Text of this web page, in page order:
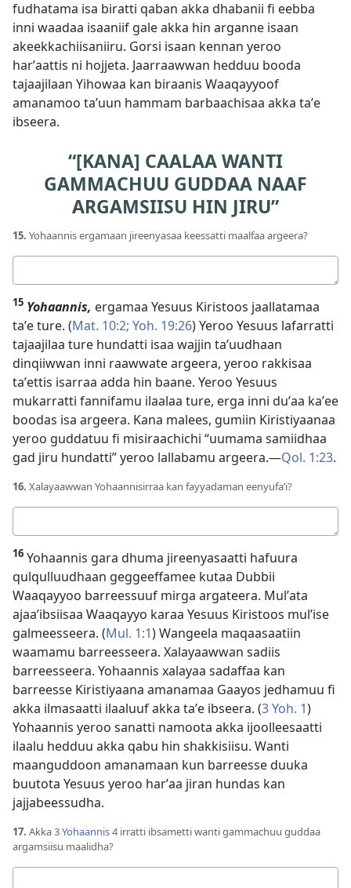
fudhatama isa biratti qaban akka dhabanii fi eebba
inni waadaa isaaniif gale akka hin arganne isaan
akeekkachiisaniiru. Gorsi isaan kennan yeroo
harʼaattis ni hojjeta. Jaarraawwan hedduu booda
tajaajilaan Yihowaa kan biraanis Waaqayyoof
amanamoo taʼuun hammam barbaachisaa akka taʼe
ibseera.
“[KANA] CAALAA WANTI
GAMMACHUU GUDDAA NAAF
ARGAMSIISU HIN JIRU”
15. Yohaannis ergamaan jireenyasaa keessatti maalfaa argeera?
kee
15 Yohaannis, ergamaa Yesuus Kiristoos jaallatamaa
taʼe ture. (Mat. 10:2; Yoh. 19:26) Yeroo Yesuus lafarratti
tajaajilaa ture hundatti isaa wajjin taʼuudhaan
dinqiiwwan inni raawwate argeera, yeroo rakkisaa
taʼettis isarraa adda hin baane. Yeroo Yesuus
mukarratti fannifamu ilaalaa ture, erga inni duʼaa kaʼee
boodas isa argeera. Kana malees, gumiin Kiristiyaanaa
yeroo guddatuu fi misiraachichi “uumama samiidhaa
gad jiru hundatti” yeroo lallabamu argeera.—Qol. 1:23.
16. Xalayaawwan Yohaannisirraa kan fayyadaman eenyufaʼi?
kee
16 Yohaannis gara dhuma jireenyasaatti hafuura
qulqulluudhaan geggeeffamee kutaa Dubbii
Waaqayyoo barreessuuf mirga argateera. Mulʼata
ajaaʼibsiisaa Waaqayyo karaa Yesuus Kiristoos mulʼise
galmeesseera. (Mul. 1:1) Wangeela maqaasaatiin
waamamu barreesseera. Xalayaawwan sadiis
barreesseera. Yohaannis xalayaa sadaffaa kan
barreesse Kiristiyaana amanamaa Gaayos jedhamuu fi
akka ilmasaatti ilaaluuf akka taʼe ibseera. (3 Yoh. 1)
Yohaannis yeroo sanatti namoota akka ijoolleesaatti
ilaalu hedduu akka qabu hin shakkisiisu. Wanti
maanguddoon amanamaan kun barreesse duuka
buutota Yesuus yeroo harʼaa jiran hundas kan
jajjabeessudha.
17. Akka3 Yohaannis 4irratti ibsametti wanti gammachuu guddaa
argamsiisu maalidha?